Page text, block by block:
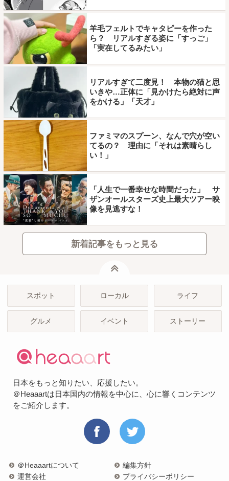
羊毛フェルトでキャタピーを作った
ら？ リアルすぎる姿に「すっご」
「実在してるみたい」
リアルすぎて二度見！ 本物の猫と思
いきや…正体に「見かけたら絶対に声
をかける」「天才」
ファミマのスプーン、なんで穴が空い
てるの？ 理由に「それは素晴らし
い！」
「人生で一番幸せな時間だった」 サ
ザンオールスターズ史上最大ツアー映
像を見逃すな！
新着記事をもっと見る
スポット ローカル ライフ
グルメ イベント ストーリー
日本をもっと知りたい、応援したい。
＠Heaaartは日本国内の情報を中心に、心に響くコンテンツ
をご紹介します。
＠Heaaartについて
編集方針
運営会社
プライバシーポリシー